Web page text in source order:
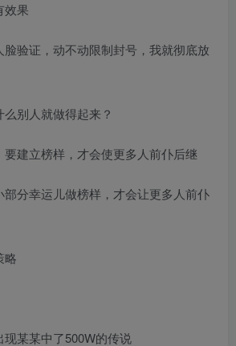
效果
验证，动不动限制封号，我就彻底放
别人就做得起来？
建立榜样，才会使更多人前仆后继
分幸运儿做榜样，才会让更多人前仆
略
某某中了500W的传说